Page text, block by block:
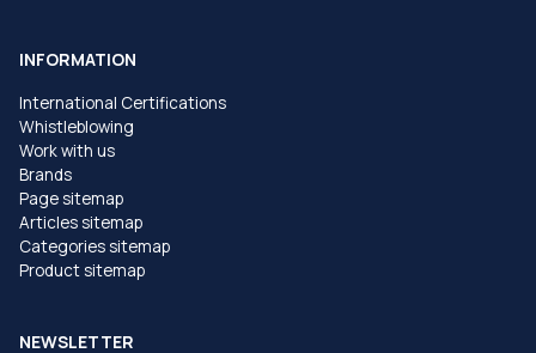
INFORMATION
International Certifications
Whistleblowing
Work with us
Brands
Page sitemap
Articles sitemap
Categories sitemap
Product sitemap
NEWSLETTER